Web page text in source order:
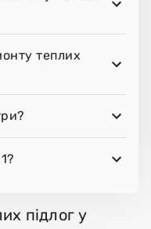
теплих
підлог у